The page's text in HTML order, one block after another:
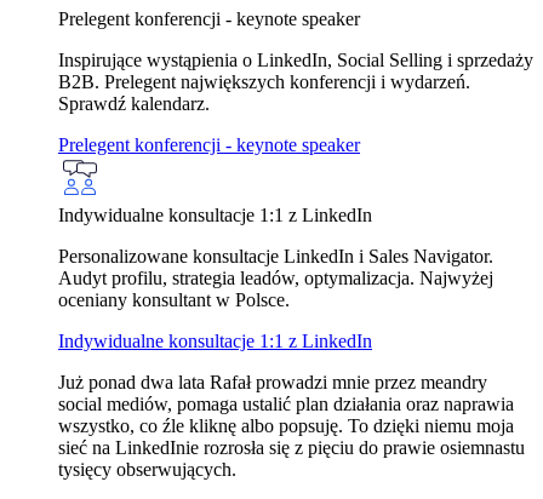
Prelegent konferencji - keynote speaker
Inspirujące wystąpienia o LinkedIn, Social Selling i sprzedaży
B2B. Prelegent największych konferencji i wydarzeń.
Sprawdź kalendarz.
Prelegent konferencji - keynote speaker
Indywidualne konsultacje 1:1 z LinkedIn
Personalizowane konsultacje LinkedIn i Sales Navigator.
Audyt profilu, strategia leadów, optymalizacja. Najwyżej
oceniany konsultant w Polsce.
Indywidualne konsultacje 1:1 z LinkedIn
Już ponad dwa lata Rafał prowadzi mnie przez meandry
social mediów, pomaga ustalić plan działania oraz naprawia
wszystko, co źle kliknę albo popsuję. To dzięki niemu moja
sieć na LinkedInie rozrosła się z pięciu do prawie osiemnastu
tysięcy obserwujących.